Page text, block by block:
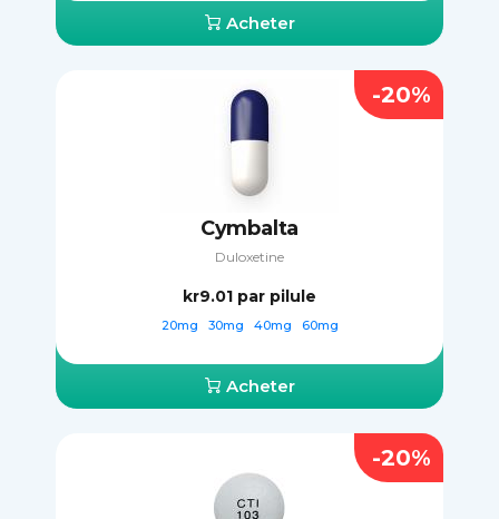
Acheter
Cymbalta
Duloxetine
kr9.01 par pilule
20mg 30mg 40mg 60mg
Acheter
-20%
-20%